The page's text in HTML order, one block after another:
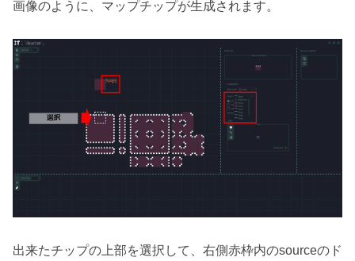
画像のように、マップチップが生成されます。
出来たチップの上部を選択して、右側赤枠内のsourceのド